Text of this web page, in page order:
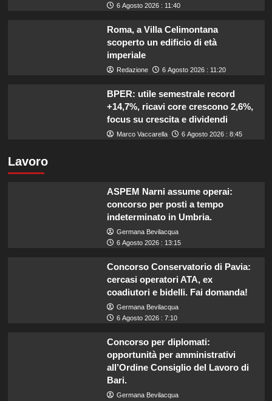
6 Agosto 2026 : 11:40
Roma, a Villa Celimontana
scoperto un edificio di età
imperiale
Redazione 6 Agosto 2026 : 11:20
BPER: utile semestrale record
+14,7%, ricavi core crescono 2,6%,
focus su crescita e dividendi
Marco Vaccarella 6 Agosto 2026 : 8:45
Lavoro
ASPEM Narni assume operai:
concorso per posti a tempo
indeterminato in Umbria.
Germana Bevilacqua
6 Agosto 2026 : 13:15
Concorso Conservatorio di Pavia:
cercasi operatori ATA, ex
coadiutori e bidelli. Fai domanda!
Germana Bevilacqua
6 Agosto 2026 : 7:10
Concorso per diplomati:
opportunità per amministrativi
all’Ordine Consiglio del Lavoro di
Bari.
Germana Bevilacqua